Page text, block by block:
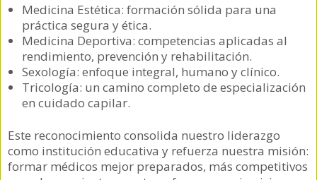
Medicina Estética: formación sólida para una
práctica segura y ética.
Medicina Deportiva: competencias aplicadas al
rendimiento, prevención y rehabilitación.
Sexología: enfoque integral, humano y clínico.
Tricología: un camino completo de especialización
en cuidado capilar.
Este reconocimiento consolida nuestro liderazgo
como institución educativa y refuerza nuestra misión:
formar médicos mejor preparados, más competitivos